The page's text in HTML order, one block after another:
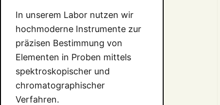
In unserem Labor nutzen wir
hochmoderne Instrumente zur
präzisen Bestimmung von
Elementen in Proben mittels
spektroskopischer und
chromatographischer
Verfahren.